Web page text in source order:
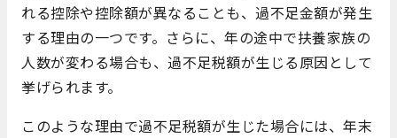
れる控除や控除額が異なることも、過不足金額が発生
する理由の一つです。さらに、年の途中で扶養家族の
人数が変わる場合も、過不足税額が生じる原因として
挙げられます。
このような理由で過不足税額が生じた場合には、年末